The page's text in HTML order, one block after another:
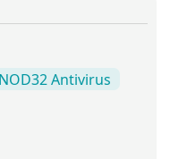
NOD32 Antivirus